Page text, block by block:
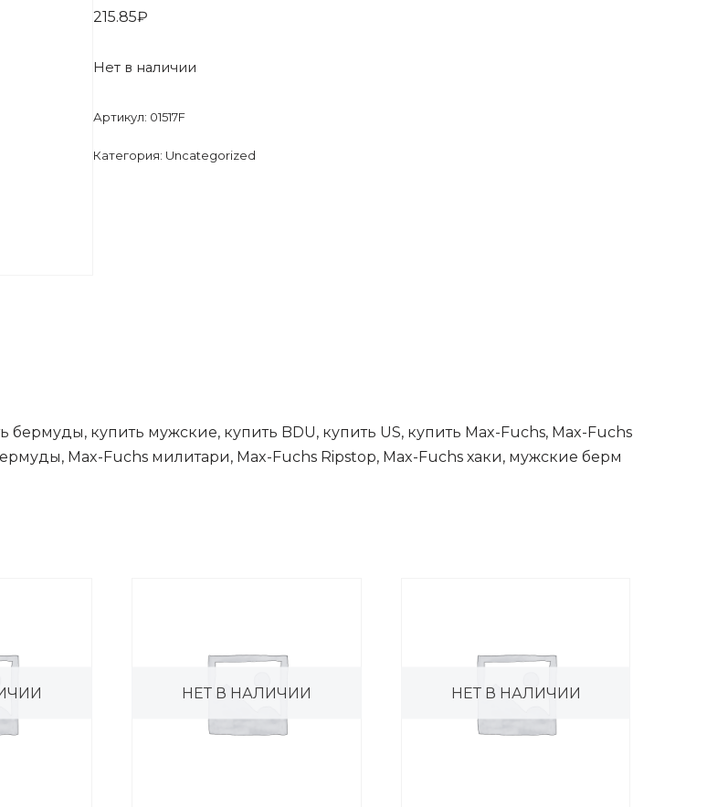
215.85₽
Нет в наличии
Артикул: 01517F
Категория: Uncategorized
бермуды, купить мужские, купить BDU, купить US, купить Max-Fuchs, Max-Fuchs
Max-Fuchs милитари, Max-Fuchs Ripstop, Max-Fuchs хаки, мужские берм
НЕТ В НАЛИЧИИ НЕТ В НАЛИЧИИ